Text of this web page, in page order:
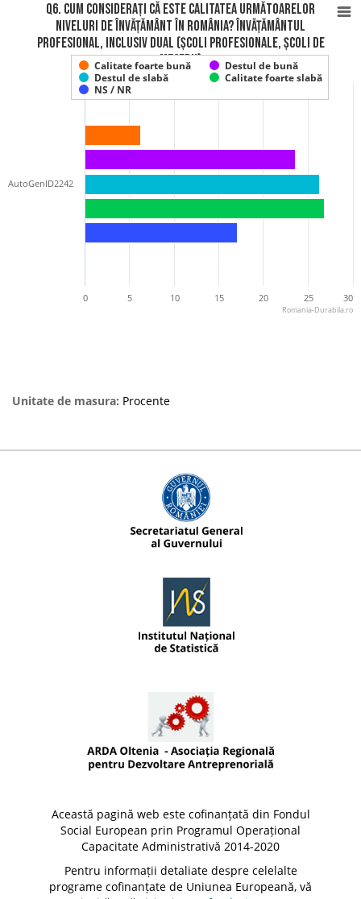
Q6. Cum considerați că este calitatea următoarelor
niveluri de învățământ în România? Învățământul
profesional, inclusiv dual (școli profesionale, școli de
meserii)
Calitate foarte bună
Destul de bună
Destul de slabă
Calitate foarte slabă
NS / NR
AutoGenID2242
0 5 10 15 20 25 30
Romania-Durabila.ro
Unitate de masura: Procente
Această pagină web este cofinanțată din Fondul
Social European prin Programul Operațional
Capacitate Administrativă 2014-2020
Pentru informații detaliate despre celelalte
programe cofinanțate de Uniunea Europeană, vă